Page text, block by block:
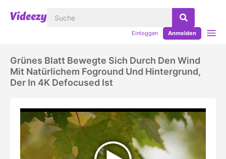
Einloggen Anmelden
Grünes Blatt Bewegte Sich Durch Den Wind
Mit Natürlichem Foground Und Hintergrund,
Der In 4K Defocused Ist